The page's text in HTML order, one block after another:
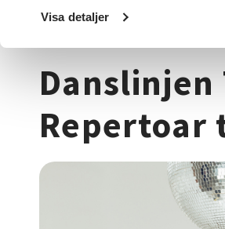
Visa detaljer
Startsida / Kurser och evenemang
Repertoar